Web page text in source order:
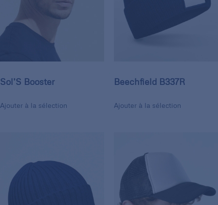
Sol’S Booster
Ajouter à la sélection
Beechfield B337R
Ajouter à la sélection